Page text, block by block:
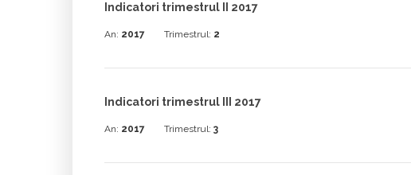
Indicatori trimestrul II 2017
An: 2017 Trimestrul: 2
Indicatori trimestrul III 2017
An: 2017 Trimestrul: 3